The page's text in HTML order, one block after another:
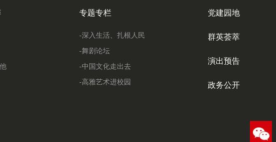
专题专栏
-深入生活、扎根人民
-舞剧论坛
-中国文化走出去
-高雅艺术进校园
党建园地
群英荟萃
演出预告
政务公开